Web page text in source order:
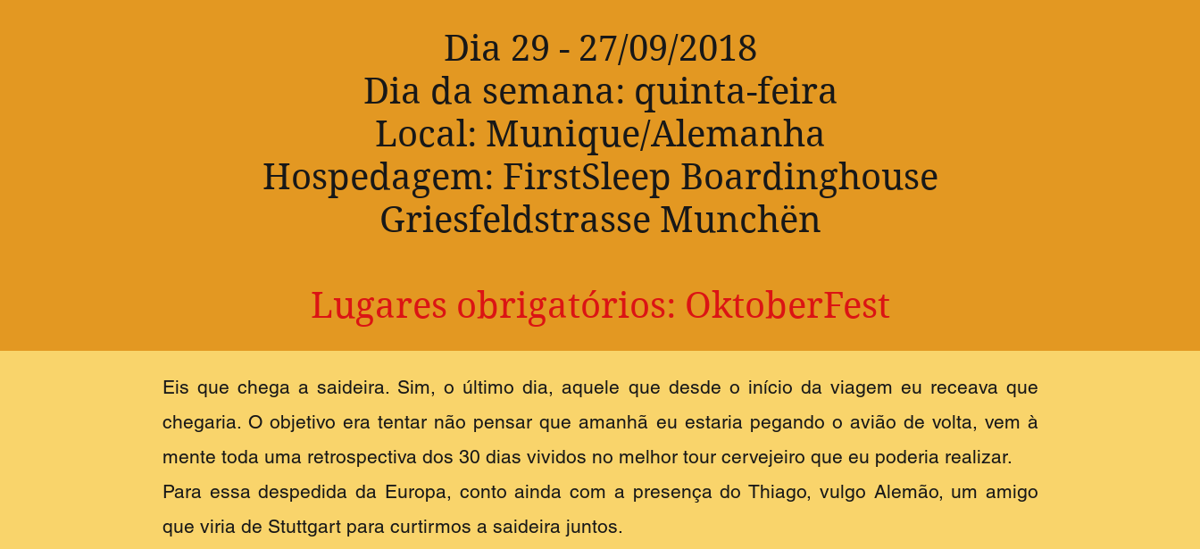
Dia 29 - 27/09/2018
Dia da semana: quinta-feira
Local: Munique/Alemanha
Hospedagem: FirstSleep Boardinghouse
Griesfeldstrasse Munchën
Lugares obrigatórios: OktoberFest
Eis que chega a saideira. Sim, o último dia, aquele que desde o início da viagem eu receava que
chegaria. O objetivo era tentar não pensar que amanhã eu estaria pegando o avião de volta, vem à
mente toda uma retrospectiva dos 30 dias vividos no melhor tour cervejeiro que eu poderia realizar.
Para essa despedida da Europa, conto ainda com a presença do Thiago, vulgo Alemão, um amigo
que viria de Stuttgart para curtirmos a saideira juntos.